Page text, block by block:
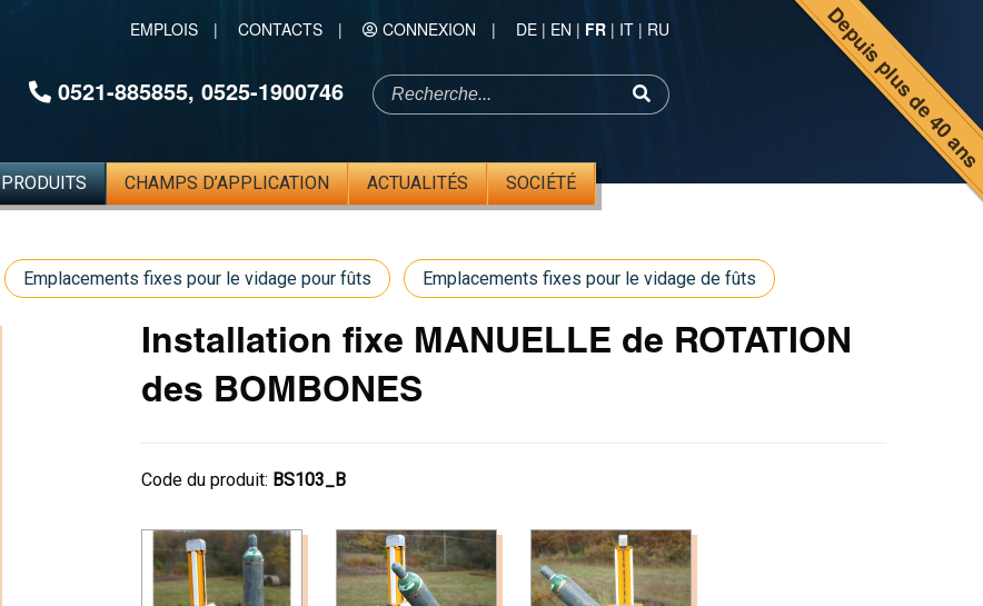
Depuis plus de
EMPLOIS| CONTACTS| CONNEXION | DE| EN | FR| IT| RU
0521-885855,0525-1900746
PRODUITS CHAMPS D’APPLICATION ACTUALITÉS SOCIÉTÉ
Emplacements fixes pour le vidage pour fûts Emplacements fixes pour le vidage de fûts
Installation fixe MANUELLE de ROTATION
des BOMBONES
Code du produit: BS103_B